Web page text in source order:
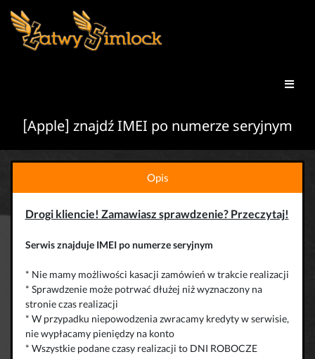
[Apple] znajdź IMEI po numerze seryjnym
Opis
Drogi kliencie! Zamawiasz sprawdzenie? Przeczytaj!
Serwis znajduje IMEI po numerze seryjnym
* Nie mamy możliwości kasacji zamówień w trakcie realizacji
* Sprawdzenie może potrwać dłużej niż wyznaczony na
stronie czas realizacji
* W przypadku niepowodzenia zwracamy kredyty w serwisie,
nie wypłacamy pieniędzy na konto
* Wszystkie podane czasy realizacji to DNI ROBOCZE